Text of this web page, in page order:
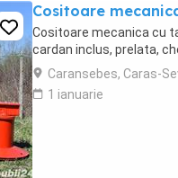
Cositoare
Cositoare mecanica cu
cardan inclus, prelata,
Caransebes, Caras-
1 ianuarie